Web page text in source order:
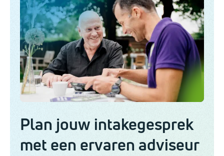
Plan jouw intakegesprek
met een ervaren adviseur